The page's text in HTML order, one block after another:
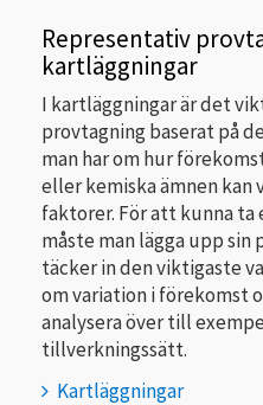
Representativ
kartläggningar
I kartläggningar är det
provtagning baserat på
man har om hur
eller kemiska ämnen kan
faktorer. För att kunna
måste man lägga upp sin
täcker in den viktigaste
om variation i förekomst
analysera över till
tillverkningssätt.
Kartläggningar